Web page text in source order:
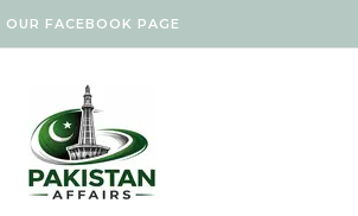
OUR FACEBOOK PAGE